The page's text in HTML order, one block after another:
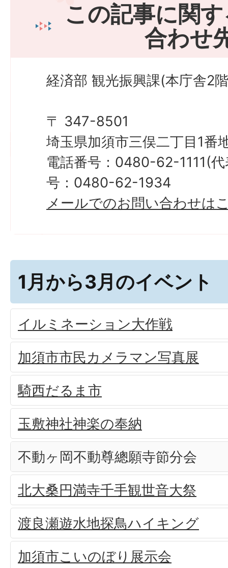
この記事に関
合わせ
経済部 観光振興課(本庁舎2
〒 347-8501
埼玉県加須市三俣二丁目1番
電話番号：0480-62-1111(
号：0480-62-1934
メールでのお問い合わせは
1月から3月のイベント
イルミネーション大作戦
加須市市民カメラマン写真展
騎西だるま市
玉敷神社神楽の奉納
不動ヶ岡不動尊總願寺節分会
北大桑円満寺千手観世音大祭
渡良瀬遊水地探鳥ハイキング
加須市こいのぼり展示会